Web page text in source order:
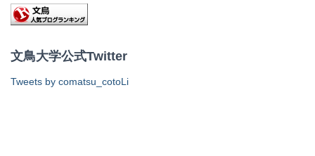
文鳥大学公式Twitter
Tweets by comatsu_cotoLi